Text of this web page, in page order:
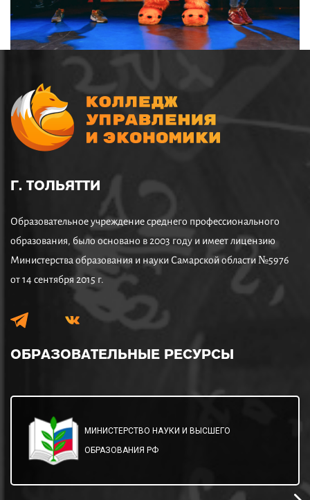
Г. ТОЛЬЯТТИ
Образовательное учреждение среднего профессионального
образования, было основано в 2003 году и имеет лицензию
Министерства образования и науки Самарской области №5976
от 14 сентября 2015 г.
ОБРАЗОВАТЕЛЬНЫЕ РЕСУРСЫ
МИНИСТЕРСТВО НАУКИ И ВЫСШЕГО
ОБРАЗОВАНИЯ РФ